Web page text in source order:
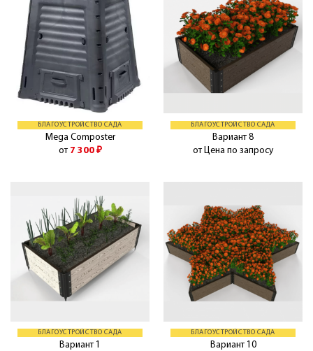
БЛАГОУСТРОЙСТВО САДА
Mega Composter
от 7 300 ₽
БЛАГОУСТРОЙСТВО САДА
Вариант 8
от Цена по запросу
БЛАГОУСТРОЙСТВО САДА
Вариант 1
БЛАГОУСТРОЙСТВО САДА
Вариант 10